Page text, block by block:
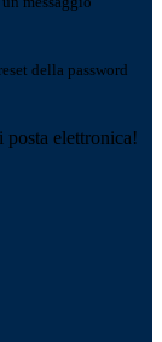
della password
posta elettronica!